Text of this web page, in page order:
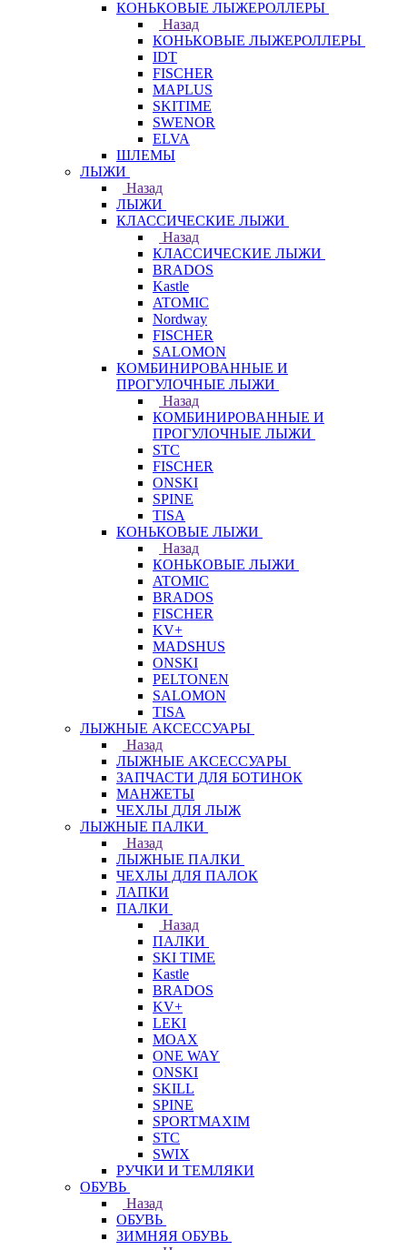
КОНЬКОВЫЕ ЛЫЖЕРОЛЛЕРЫ
Назад
КОНЬКОВЫЕ ЛЫЖЕРОЛЛЕРЫ
IDT
FISCHER
MAPLUS
SKITIME
SWENOR
ELVA
ШЛЕМЫ
ЛЫЖИ
Назад
ЛЫЖИ
КЛАССИЧЕСКИЕ ЛЫЖИ
Назад
КЛАССИЧЕСКИЕ ЛЫЖИ
BRADOS
Kastle
ATOMIC
Nordway
FISCHER
SALOMON
КОМБИНИРОВАННЫЕ И
ПРОГУЛОЧНЫЕ ЛЫЖИ
Назад
КОМБИНИРОВАННЫЕ И
ПРОГУЛОЧНЫЕ ЛЫЖИ
STC
FISCHER
ONSKI
SPINE
TISA
КОНЬКОВЫЕ ЛЫЖИ
Назад
КОНЬКОВЫЕ ЛЫЖИ
ATOMIC
BRADOS
FISCHER
KV+
MADSHUS
ONSKI
PELTONEN
SALOMON
TISA
ЛЫЖНЫЕ АКСЕССУАРЫ
Назад
ЛЫЖНЫЕ АКСЕССУАРЫ
ЗАПЧАСТИ ДЛЯ БОТИНОК
МАНЖЕТЫ
ЧЕХЛЫ ДЛЯ ЛЫЖ
ЛЫЖНЫЕ ПАЛКИ
Назад
ЛЫЖНЫЕ ПАЛКИ
ЧЕХЛЫ ДЛЯ ПАЛОК
ЛАПКИ
ПАЛКИ
Назад
ПАЛКИ
SKI TIME
Kastle
BRADOS
KV+
LEKI
MOAX
ONE WAY
ONSKI
SKILL
SPINE
SPORTMAXIM
STC
SWIX
РУЧКИ И ТЕМЛЯКИ
ОБУВЬ
Назад
ОБУВЬ
ЗИМНЯЯ ОБУВЬ